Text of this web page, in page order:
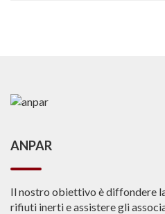
ANPAR
Il nostro obiettivo è diffondere
rifiuti inerti e assistere gli